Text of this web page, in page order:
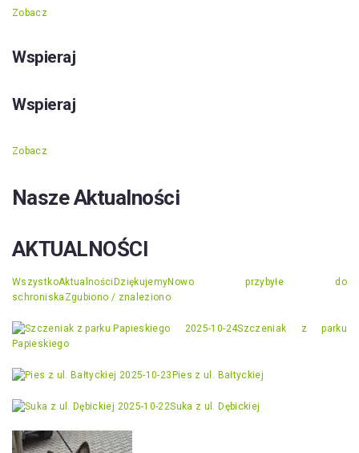
Zobacz
Wspieraj
Wspieraj
Zobacz
Nasze Aktualności
AKTUALNOŚCI
WszystkoAktualności DziękujemyNowo przybyłe do
schroniska Zgubiono / znaleziono
2025-10-24Szczeniak z parku
Papieskiego
2025-10-23 Pies z ul. Bałtyckiej
2025-10-22Suka z ul. Dębickiej